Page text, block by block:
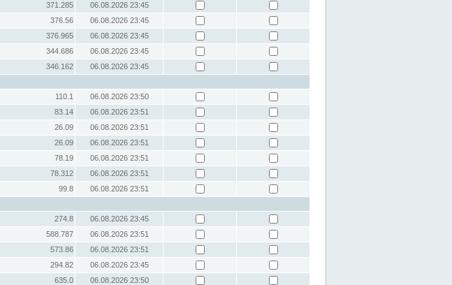
371.285
06.08.2026 23:45
376.56
06.08.2026 23:45
376.965
06.08.2026 23:45
344.686
06.08.2026 23:45
346.162
06.08.2026 23:45
110.1
06.08.2026 23:50
83.14
06.08.2026 23:51
26.09
06.08.2026 23:51
26.09
06.08.2026 23:51
78.19
06.08.2026 23:51
78.312
06.08.2026 23:51
99.8
06.08.2026 23:51
274.8
06.08.2026 23:45
588.787
06.08.2026 23:51
573.86
06.08.2026 23:51
294.82
06.08.2026 23:45
635.0
06.08.2026 23:50